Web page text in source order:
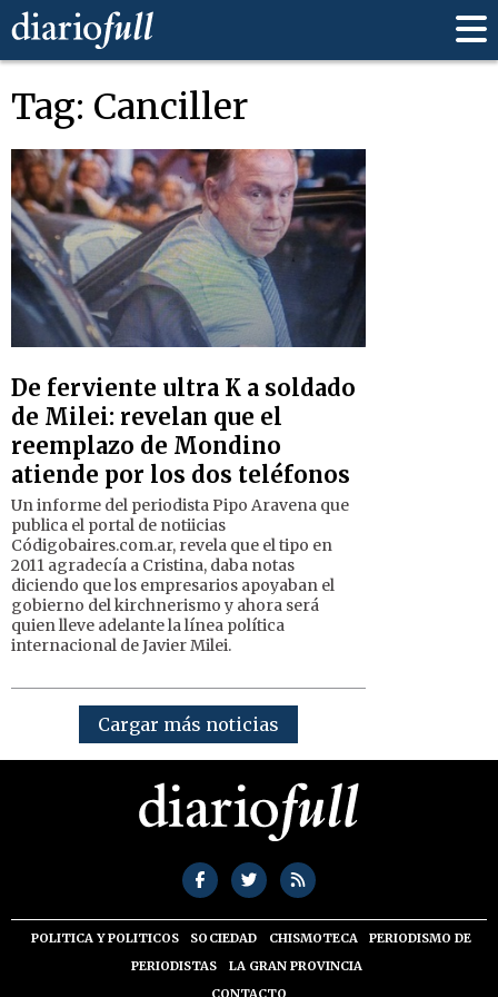
Tag: Canciller
De ferviente ultra K a soldado
de Milei: revelan que el
reemplazo de Mondino
atiende por los dos teléfonos
Un informe del periodista Pipo Aravena que
publica el portal de notiicias
Códigobaires.com.ar, revela que el tipo en
2011 agradecía a Cristina, daba notas
diciendo que los empresarios apoyaban el
gobierno del kirchnerismo y ahora será
quien lleve adelante la línea política
internacional de Javier Milei.
Cargar más noticias
POLITICA Y POLITICOS SOCIEDAD CHISMOTECA
PERIODISMO DE
PERIODISTAS
LA GRAN PROVINCIA